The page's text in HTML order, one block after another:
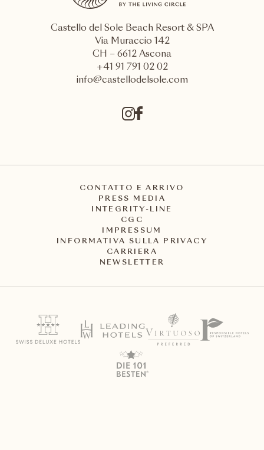
Castello del Sole Beach Resort & SPA
Via Muraccio 142
CH – 6612 Ascona
+41 91 791 02 02
info@castellodelsole.com
CONTATTO E ARRIVO
PRESS MEDIA
INTEGRITY-LINE
CGC
IMPRESSUM
INFORMATIVA SULLA PRIVACY
CARRIERA
NEWSLETTER